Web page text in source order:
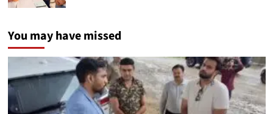
You may have missed